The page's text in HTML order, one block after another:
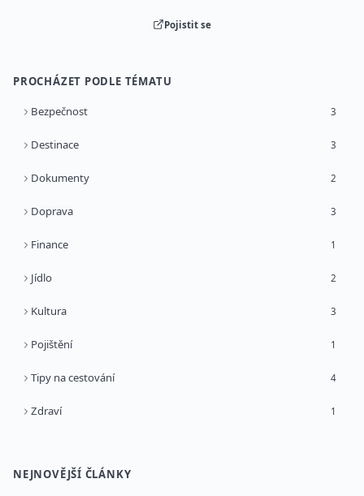
Pojistit se
PROCHÁZET PODLE TÉMATU
Bezpečnost 3
Destinace 3
Dokumenty 2
Doprava 3
Finance 1
Jídlo 2
Kultura 3
Pojištění 1
Tipy na cestování 4
Zdraví 1
NEJNOVĚJŠÍ ČLÁNKY